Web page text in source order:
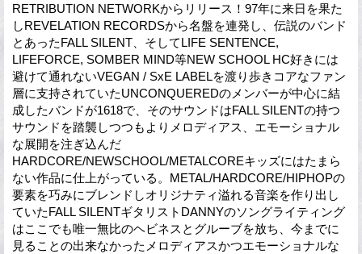
RETRIBUTION NETWORKからリリース！97年に来日を果た
しREVELATION RECORDSから名盤を連発し、伝説のバンド
とあったFALL SILENT、そしてLIFE SENTENCE,
LIFEFORCE, SOMBER MIND等NEW SCHOOL HC好きには
避けて通れないVEGAN / SxE LABELを渡り歩きコアなファン
層に支持されていたUNCONQUEREDのメンバーが中心に結
成したバンドが1618で、そのサウンドはFALL SILENTの持つ
サウンドを踏襲しつつもよりメロディアス、エモーショナル
な展開を注ぎ込んだ
HARDCORE/NEWSCHOOL/METALCOREキッズにはたまら
ない作品に仕上がっている。METAL/HARDCORE/HIPHOPの
要素を巧みにブレンドしオリジナティ溢れる音楽を作り出し
ていたFALL SILENTギタリストDANNYのソングライティング
はここでも唯一無比のヘビネスとグルーブを放ち、今までに
見ることの出来なかったメロディアスかつエモーショナルな